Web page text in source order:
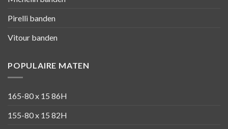
Pirelli banden
Vitour banden
POPULAIRE MATEN
165-80 x 15 86H
155-80 x 15 82H